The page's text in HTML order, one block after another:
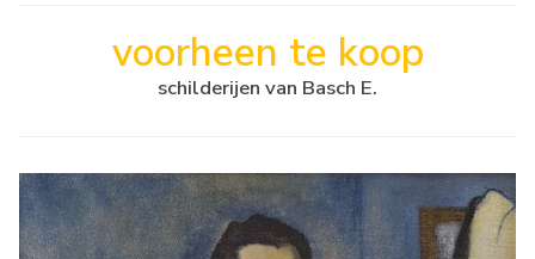
voorheen te koop
schilderijen van Basch E.